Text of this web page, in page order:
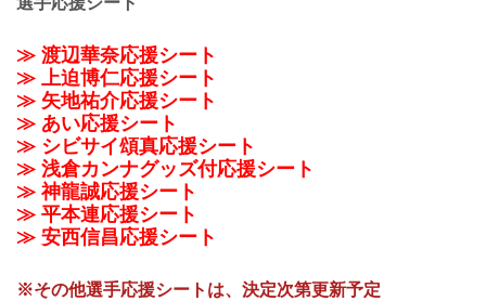
≫ 渡辺華奈応援シート
≫ 上迫博仁応援シート
≫ 矢地祐介応援シート
≫ あい応援シート
≫ シビサイ頌真応援シート
≫ 浅倉カンナグッズ付応援シート
≫ 神龍誠応援シート
≫ 平本連応援シート
≫ 安西信昌応援シート
※その他選手応援シートは、決定次第更新予定